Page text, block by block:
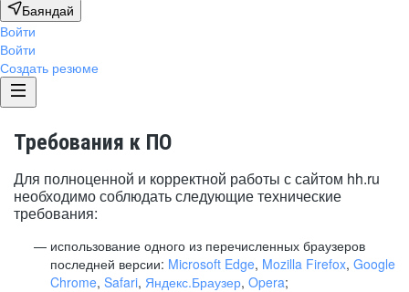
Баяндай
Войти
Войти
Создать резюме
Требования к ПО
Для полноценной и корректной работы с сайтом hh.ru
необходимо соблюдать следующие технические
требования:
использование одного из перечисленных браузеров
последней версии: Microsoft Edge, Mozilla Firefox, Google
Chrome, Safari, Яндекс.Браузер, Opera;